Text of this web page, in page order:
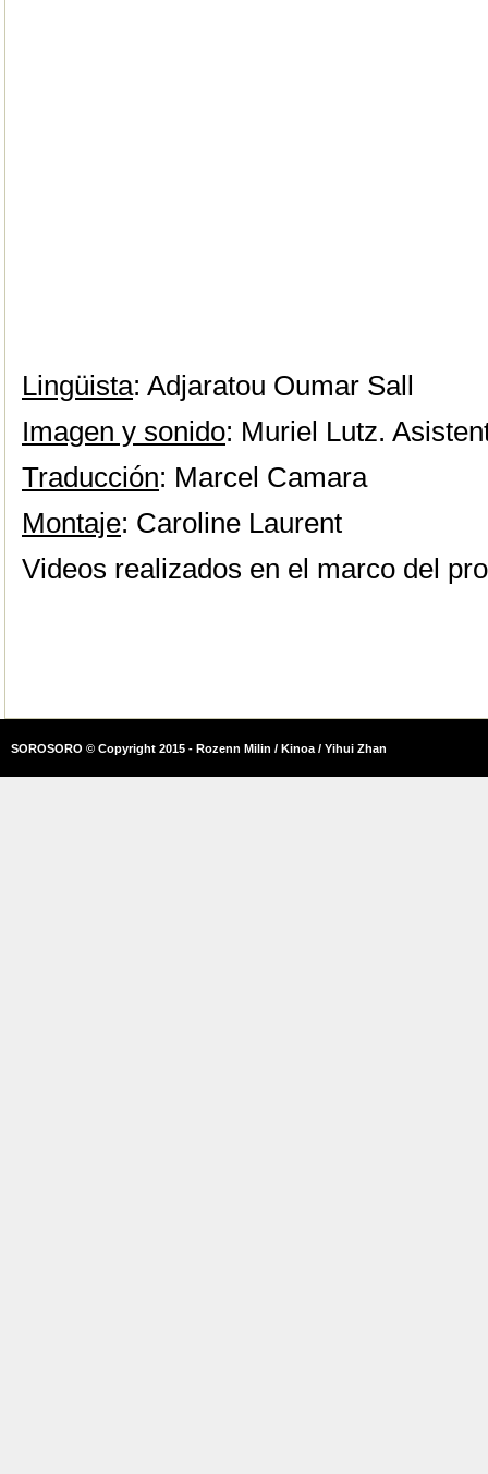
Lingüista: Adjaratou Oumar Sall
Imagen y sonido: Muriel Lutz.
Traducción: Marcel Camara
Montaje: Caroline Laurent
Videos realizados en el marco del
SOROSORO © Copyright 2015 - Rozenn Milin / Kinoa / Yihui Zhan